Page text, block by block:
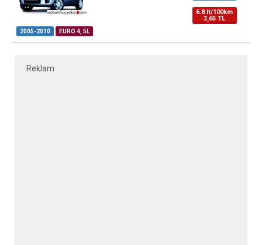
6.8 lt/100km
3,65 TL
2005-2010 EURO 4, 5L
Reklam